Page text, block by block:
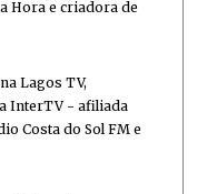
Hora e criadora de
Lagos TV,
InterTV - afiliada
Costa do Sol FM e